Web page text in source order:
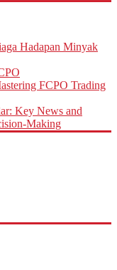
Hadapan Minyak
FCPO Trading
Key News and
Making